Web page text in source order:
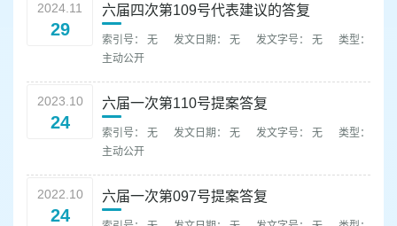
2024.11
29
六届四次第109号代表建议的答复
索引号： 无 发文日期： 无 发文字号： 无
类型：
主动公开
2023.10
24
六届一次第110号提案答复
索引号： 无 发文日期： 无 发文字号： 无
类型：
主动公开
2022.10
24
六届一次第097号提案答复